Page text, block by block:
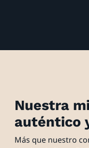
Nuestra
auténtico
Más que nuestro